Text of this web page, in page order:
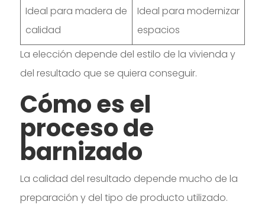
Ideal para madera de
calidad
Ideal para modernizar
espacios
La elección depende del estilo de la vivienda y
del resultado que se quiera conseguir.
Cómo es el
proceso de
barnizado
La calidad del resultado depende mucho de la
preparación y del tipo de producto utilizado.